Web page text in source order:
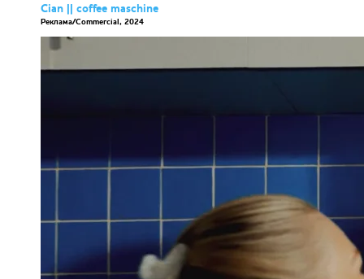
Cian || coffee maschine
Реклама/Commercial, 2024